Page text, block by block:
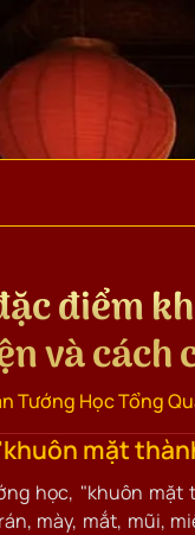
điểm
và cách
Tướng Học Tổng
mặt
học, "khuôn mặt
mày, mắt, mũi,